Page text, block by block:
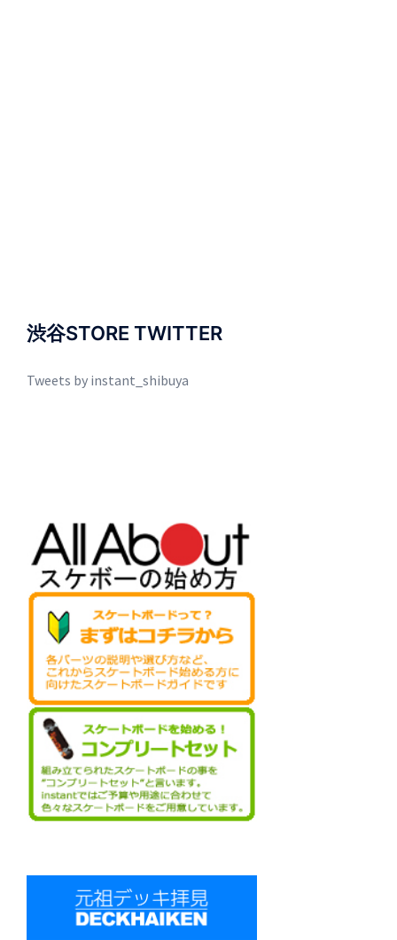
渋谷STORE TWITTER
Tweets by instant_shibuya